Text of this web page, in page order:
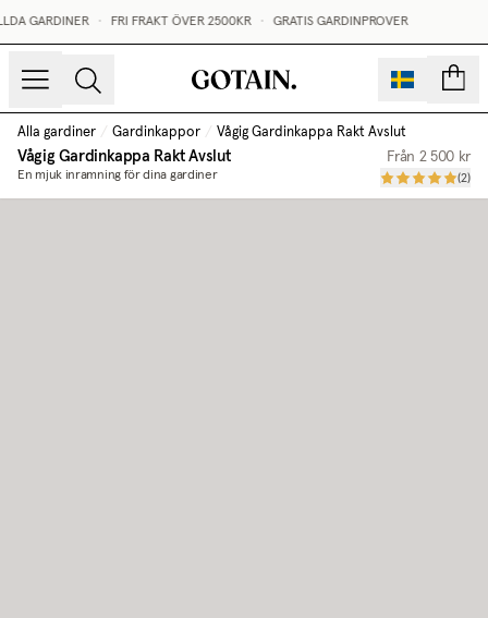
GARDINER • FRI FRAKT ÖVER 2500KR • GRATIS GARDINPROVER
Alla gardiner / Gardinkappor / Vågig Gardinkappa Rakt Avslut
Vågig Gardinkappa Rakt Avslut
En mjuk inramning för dina gardiner
Från 2 500 kr
(2)